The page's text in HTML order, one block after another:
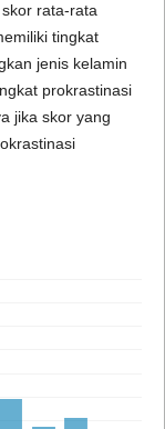
rata-rata
tingkat
jenis kelamin
prokrastinasi
jika skor yang